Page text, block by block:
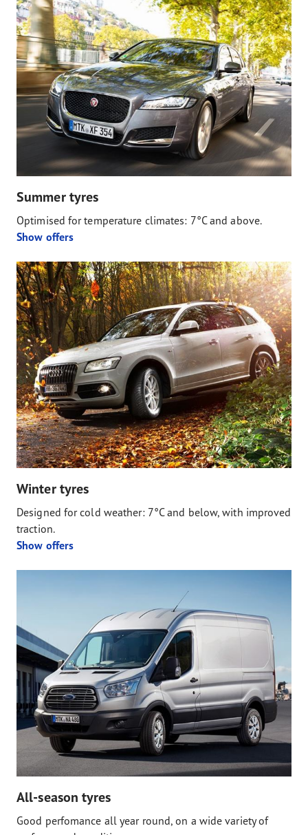
Summer tyres
Optimised for temperature climates: 7°C and above.
Show offers
Winter tyres
Designed for cold weather: 7°C and below, with improved
traction.
Show offers
All-season tyres
Good perfomance all year round, on a wide variety of